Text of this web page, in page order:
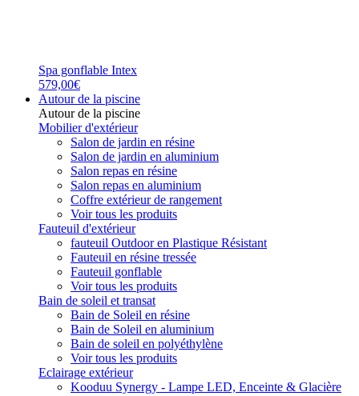
Spa gonflable Intex
579,00€
Autour de la piscine
Autour de la piscine
Mobilier d'extérieur
Salon de jardin en résine
Salon de jardin en aluminium
Salon repas en résine
Salon repas en aluminium
Coffre extérieur de rangement
Voir tous les produits
Fauteuil d'extérieur
fauteuil Outdoor en Plastique Résistant
Fauteuil en résine tressée
Fauteuil gonflable
Voir tous les produits
Bain de soleil et transat
Bain de Soleil en résine
Bain de Soleil en aluminium
Bain de soleil en polyéthylène
Voir tous les produits
Eclairage extérieur
Kooduu Synergy - Lampe LED, Enceinte & Glacière